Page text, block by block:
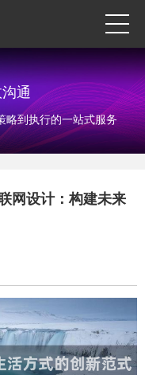
通
略到执行的一站式服务
网设计：构建未来